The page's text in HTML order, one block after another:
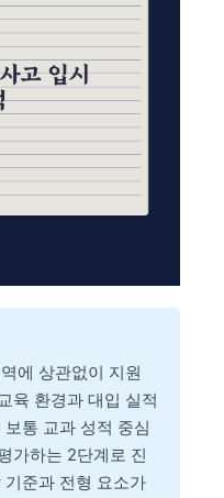
에 상관없이 지원
육 환경과 대입 실적
통 교과 성적 중심
가하는 2단계로 진
준과 전형 요소가